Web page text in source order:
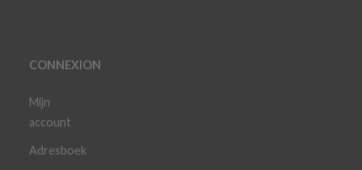
CONNEXION
Mijn
account
Adresboek